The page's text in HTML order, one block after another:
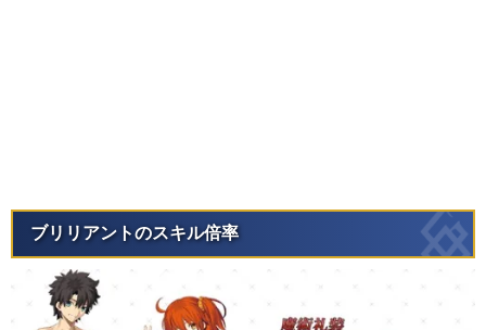
ブリリアントのスキル倍率